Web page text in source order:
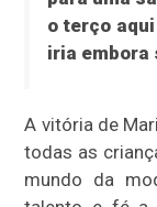
o terço
iria embora
A vitória de
todas as
mundo da